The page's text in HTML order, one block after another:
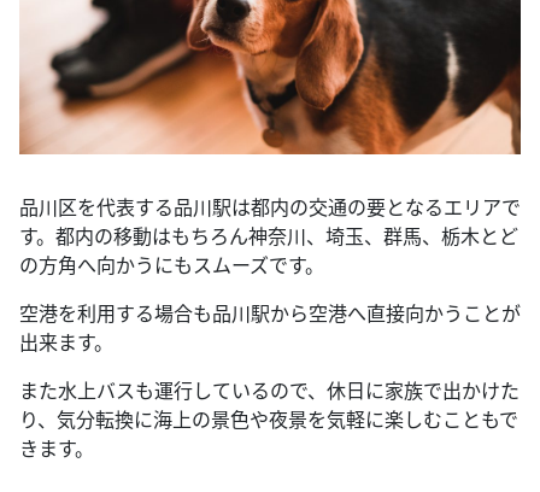
品川区を代表する品川駅は都内の交通の要となるエリアで
す。都内の移動はもちろん神奈川、埼玉、群馬、栃木とど
の方角へ向かうにもスムーズです。
空港を利用する場合も品川駅から空港へ直接向かうことが
出来ます。
また水上バスも運行しているので、休日に家族で出かけた
り、気分転換に海上の景色や夜景を気軽に楽しむこともで
きます。